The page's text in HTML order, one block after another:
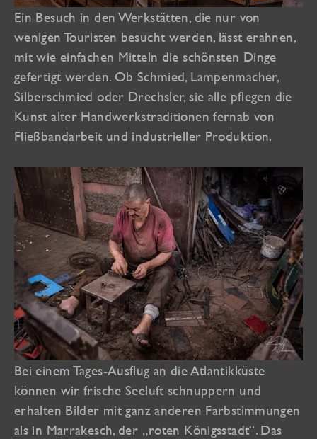
Ein Besuch in den Werkstätten, die nur von
wenigen Touristen besucht werden, lässt erahnen,
mit wie einfachen Mitteln die schönsten Dinge
gefertigt werden. Ob Schmied, Lampenmacher,
Silberschmied oder Drechsler, sie alle pflegen die
Kunst alter Handwerkstraditionen fernab von
Fließbandarbeit und industrieller Produktion.
Bei einem Tages-Ausflug an die Atlantikküste
können wir frische Seeluft schnuppern und
erhalten Bilder mit ganz anderen Farbstimmungen
als in Marrakesch, der „roten Königsstadt“. Das